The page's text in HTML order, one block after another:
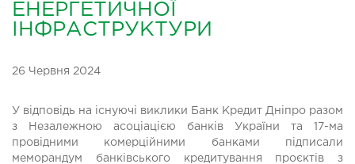
ЕНЕРГЕТИЧНОЇ
ІНФРАСТРУКТУРИ
26 Червня 2024
У відповідь на існуючі виклики Банк Кредит Дніпро разом
з Незалежною асоціацією банків України та 17-ма
провідними комерційними банками підписали
меморандум банківського кредитування проєктів з